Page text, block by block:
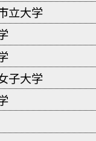
立大学
子大学